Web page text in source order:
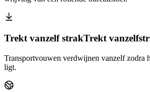
Trekt vanzelf strakTrekt vanzelf
Transportvouwen verdwijnen vanzelf zodra
ligt.